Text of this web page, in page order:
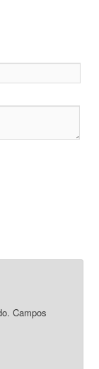
Campos